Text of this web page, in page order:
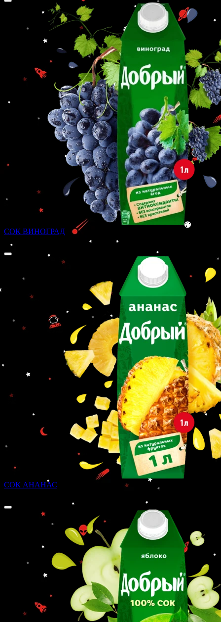
СОК ВИНОГРАД
200 ₽
СОК АНАНАС